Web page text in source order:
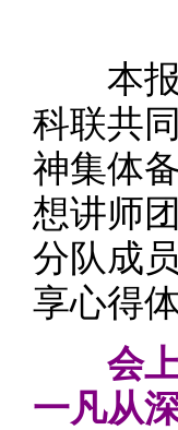
本报
科联共
神集体
想讲师
分队成
享心得
会
一凡从